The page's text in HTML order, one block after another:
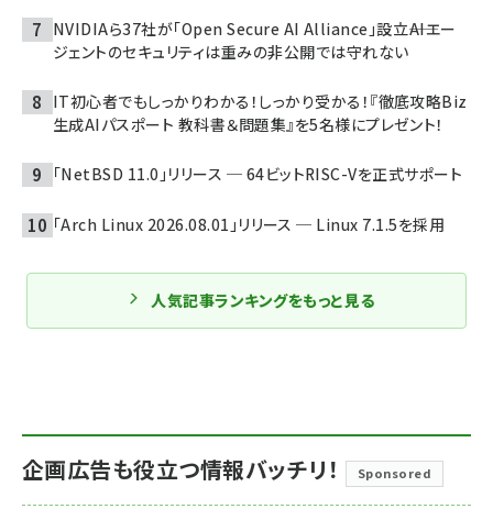
NVIDIAら37社が「Open Secure AI Alliance」設立――AIエー
ジェントのセキュリティは重みの非公開では守れない
IT初心者でもしっかりわかる！しっかり受かる！『徹底攻略Biz
生成AIパスポート 教科書＆問題集』を5名様にプレゼント！
「NetBSD 11.0」リリース ─ 64ビットRISC-Vを正式サポート
「Arch Linux 2026.08.01」リリース ─ Linux 7.1.5を採用
人気記事ランキングをもっと見る
企画広告も役立つ情報バッチリ！ Sponsored